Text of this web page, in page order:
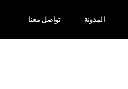
المدونة تواصل معنا